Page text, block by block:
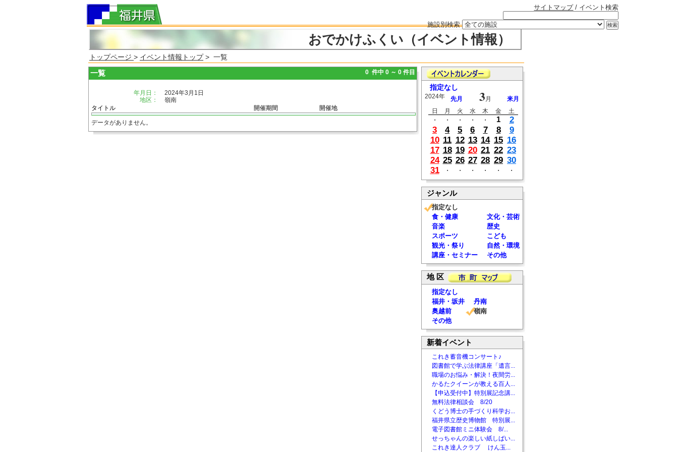
サイトマップ/ イベント検索
施設別検索
おでかけふくい（イベント情報）
トップページ > イベント情報トップ> 一覧
一覧 0 件中 0 ～ 0 件目
年月日：
2024年3月1日
地区：
嶺南
タイトル
開催期間 開催地
データがありません。
指定なし
2024年 先月 3 月
来月
日
月 火 水 木 金
土
・
・ ・ ・ ・ 1
2
3
4 5 6 7 8
9
10 11 12 13 14 15 16
17 18 19 20 21 22 23
24 25 26 27 28 29 30
31
・ ・ ・ ・ ・ ・
ジャンル
指定なし
食・健康
文化・芸術
音楽
歴史
スポーツ
こども
観光・祭り
自然・環境
講座・セミナー
その他
地 区
指定なし
福井・坂井
丹南
奥越前
嶺南
その他
新着イベント
これき蓄音機コンサート♪
図書館で学ぶ法律講座「遺言...
職場のお悩み・解決！夜間労...
かるたクイーンが教える百人...
【申込受付中】特別展記念講...
無料法律相談会 8/20
くどう博士の手づくり科学お...
福井県立歴史博物館 特別展...
電子図書館ミニ体験会 8/...
せっちゃんの楽しい紙しばい...
これき達人クラブ けん玉...